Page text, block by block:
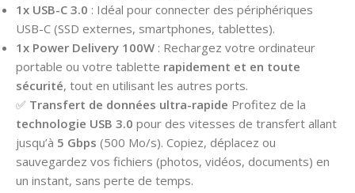
1x USB-C 3.0 : Idéal pour connecter des périphériques
USB-C (SSD externes, smartphones, tablettes).
1x Power Delivery 100W : Rechargez votre ordinateur
portable ou votre tablette rapidement et en toute
sécurité, tout en utilisant les autres ports.
✅ Transfert de données ultra-rapide Profitez de la
technologie USB 3.0 pour des vitesses de transfert allant
jusqu’à 5 Gbps (500 Mo/s). Copiez, déplacez ou
sauvegardez vos fichiers (photos, vidéos, documents) en
un instant, sans perte de temps.